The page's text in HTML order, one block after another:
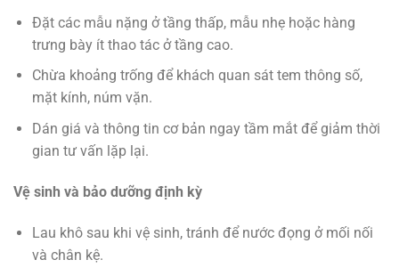
Đặt các mẫu nặng ở tầng thấp, mẫu nhẹ hoặc hàng
trưng bày ít thao tác ở tầng cao.
Chừa khoảng trống để khách quan sát tem thông số,
mặt kính, núm vặn.
Dán giá và thông tin cơ bản ngay tầm mắt để giảm thời
gian tư vấn lặp lại.
Vệ sinh và bảo dưỡng định kỳ
Lau khô sau khi vệ sinh, tránh để nước đọng ở mối nối
và chân kệ.